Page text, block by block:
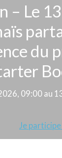
– Le
du
09:00 au
Je participe